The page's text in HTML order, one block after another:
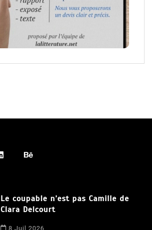
Le coupable n’est pas Camille de
Clara Delcourt
8 Juil 2026